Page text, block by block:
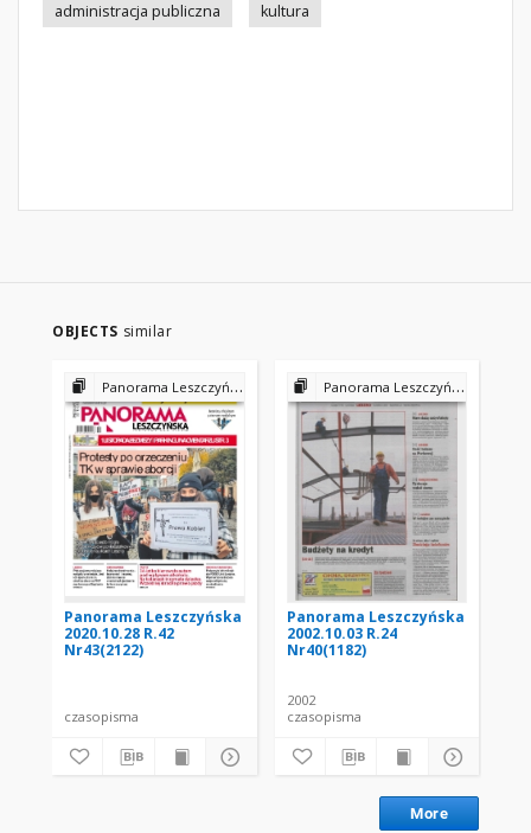
administracja publiczna
kultura
OBJECTS similar
Panorama Leszczyńska 2020
Panorama Leszczyńska
2020.10.28 R.42
Nr43(2122)
czasopisma
Panorama Leszczyńska 2002
Panorama Leszczyńska
2002.10.03 R.24
Nr40(1182)
2002
czasopisma
More